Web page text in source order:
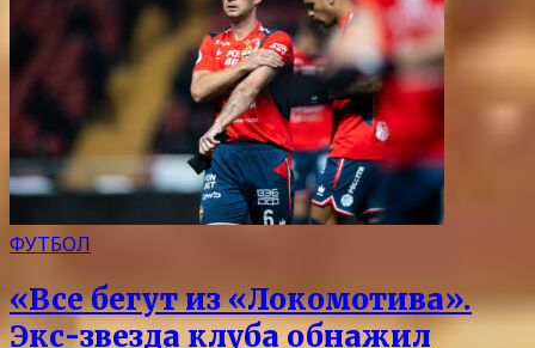
ФУТБОЛ
«Все бегут из «Локомотива».
Экс-звезда клуба обнажил